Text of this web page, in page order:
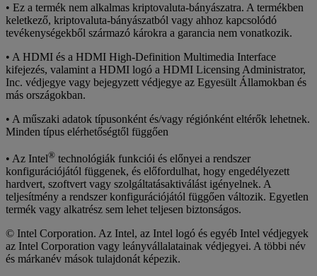
• Ez a termék nem alkalmas kriptovaluta-bányászatra. A termékben
keletkező, kriptovaluta-bányászatból vagy ahhoz kapcsolódó
tevékenységekből származó károkra a garancia nem vonatkozik.
• A HDMI és a HDMI High-Definition Multimedia Interface
kifejezés, valamint a HDMI logó a HDMI Licensing Administrator,
Inc. védjegye vagy bejegyzett védjegye az Egyesült Államokban és
más országokban.
• A műszaki adatok típusonként és/vagy régiónként eltérők lehetnek.
Minden típus elérhetőségtől függően
• Az Intel® technológiák funkciói és előnyei a rendszer
konfigurációjától függenek, és előfordulhat, hogy engedélyezett
hardvert, szoftvert vagy szolgáltatásaktiválást igényelnek. A
teljesítmény a rendszer konfigurációjától függően változik. Egyetlen
termék vagy alkatrész sem lehet teljesen biztonságos.
© Intel Corporation. Az Intel, az Intel logó és egyéb Intel védjegyek
az Intel Corporation vagy leányvállalatainak védjegyei. A többi név
és márkanév mások tulajdonát képezik.